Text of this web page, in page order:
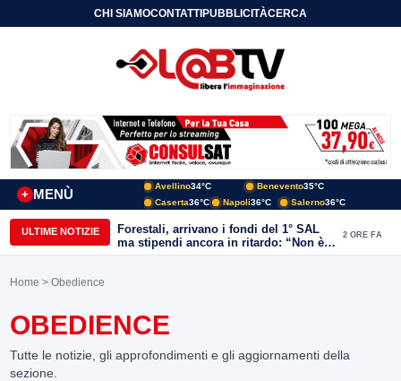
CHI SIAMOCONTATTIPUBBLICITÀCERCA
MENÙ
+
Avellino34°C Benevento35°C
Caserta36°C Napoli36°C Salerno36°C
ULTIME NOTIZIE
Forestali, arrivano i fondi del 1° SAL
ma stipendi ancora in ritardo: “Non è
più sostenibile”
2 ORE FA
Home > Obedience
OBEDIENCE
Tutte le notizie, gli approfondimenti e gli aggiornamenti della
sezione.